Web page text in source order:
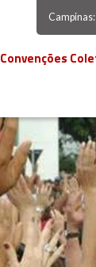
Convenções